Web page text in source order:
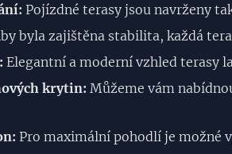
Pojízdné terasy jsou navrženy
byla zajištěna stabilita, každá
Elegantní a moderní vzhled terasy
krytin: Můžeme vám
Pro maximální pohodlí je možné